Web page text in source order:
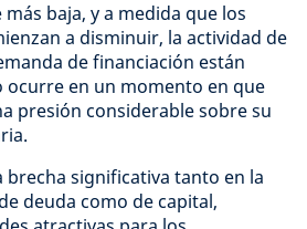
baja, y a medida que los
a disminuir, la actividad de
de financiación están
ocurre en un momento en que
presión considerable sobre su
brecha significativa tanto en la
deuda como de capital,